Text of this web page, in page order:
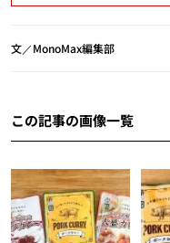
文／MonoMax編集部
この記事の画像一覧